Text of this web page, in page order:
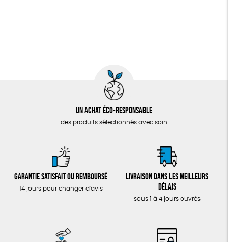
Un achat éco-responsable
des produits sélectionnés avec soin
Garantie satisfait ou remboursé
14 jours pour changer d'avis
Livraison dans les meilleurs
délais
sous 1 à 4 jours ouvrés